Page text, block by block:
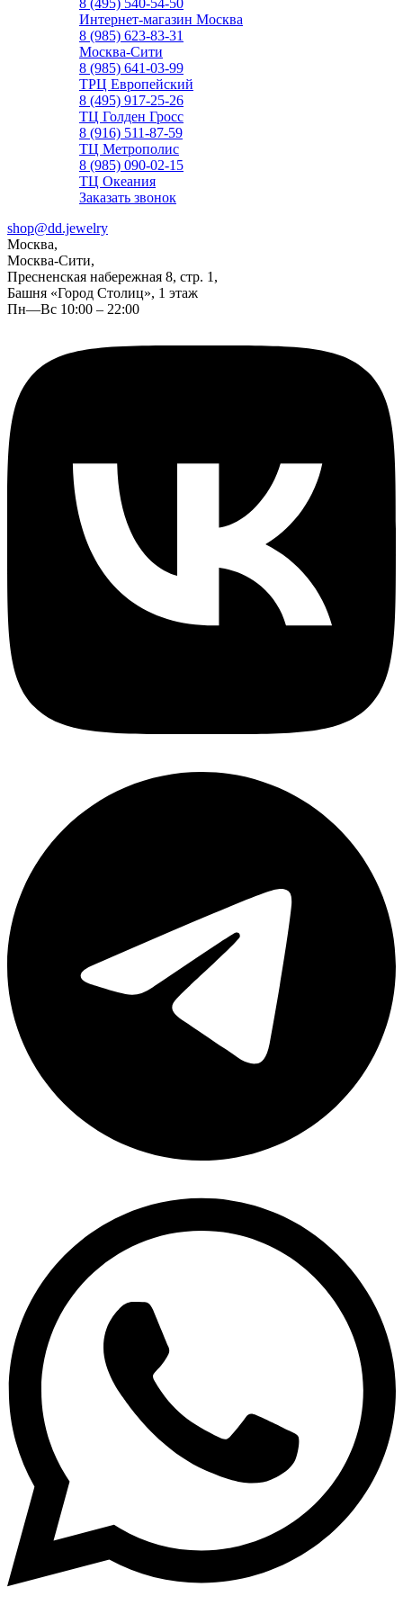
8 (495) 540-54-50
Интернет-магазин Москва
8 (985) 623-83-31
Москва-Сити
8 (985) 641-03-99
ТРЦ Европейский
8 (495) 917-25-26
ТЦ Голден Гросс
8 (916) 511-87-59
ТЦ Метрополис
8 (985) 090-02-15
ТЦ Океания
Заказать звонок
shop@dd.jewelry
Москва,
Москва-Сити,
Пресненская набережная 8, стр. 1,
Башня «Город Столиц», 1 этаж
Пн—Вс 10:00 – 22:00